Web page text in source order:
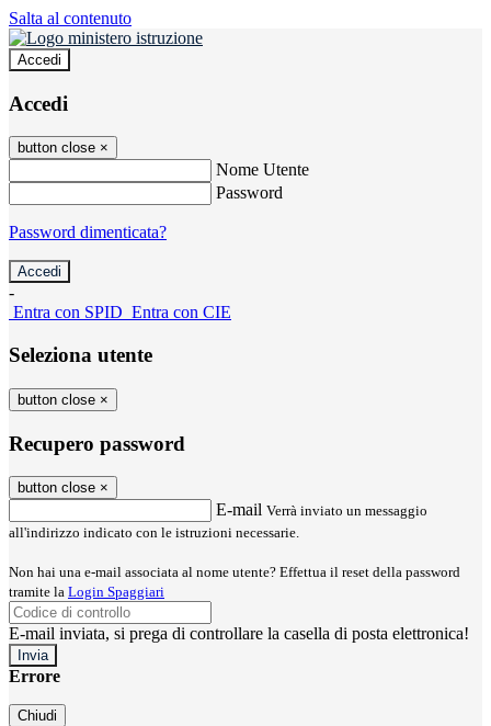
Salta al contenuto
Accedi
Accedi
button close ×
Nome Utente
Password
Password dimenticata?
-
Entra con SPID Entra con CIE
Seleziona utente
button close ×
Recupero password
button close ×
E-mail Verrà inviato un messaggio
all'indirizzo indicato con le istruzioni necessarie.
Non hai una e-mail associata al nome utente? Effettua il reset della password
tramite la Login Spaggiari
E-mail inviata, si prega di controllare la casella di posta elettronica!
Errore
Chiudi